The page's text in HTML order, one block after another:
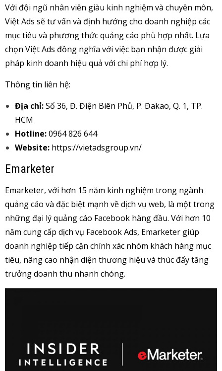
Với đội ngũ nhân viên giàu kinh nghiệm và chuyên môn,
Việt Ads sẽ tư vấn và định hướng cho doanh nghiệp các
mục tiêu và phương thức quảng cáo phù hợp nhất. Lựa
chọn Việt Ads đồng nghĩa với việc bạn nhận được giải
pháp kinh doanh hiệu quả với chi phí hợp lý.
Thông tin liên hệ:
Địa chỉ:Số 36, Đ. Điện Biên Phủ, P. Đakao, Q. 1, TP.
HCM
Hotline:0964 826 644
Website: https://vietadsgroup.vn/
Emarketer
Emarketer, với hơn 15 năm kinh nghiệm trong ngành
quảng cáo và đặc biệt mạnh về dịch vụ web, là một trong
những đại lý quảng cáo Facebook hàng đầu. Với hơn 10
năm cung cấp dịch vụ Facebook Ads, Emarketer giúp
doanh nghiệp tiếp cận chính xác nhóm khách hàng mục
tiêu, nâng cao nhận diện thương hiệu và thúc đẩy tăng
trưởng doanh thu nhanh chóng.